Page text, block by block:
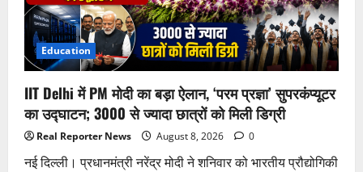
से
गूंजा
कांवड़
मार्ग;
सुरक्षा
के
इंतजाम
Education
IIT Delhi में PM मोदी का बड़ा ऐलान, ‘परम प्रज्ञा’ सुपरकंप्यूटर
का उद्घाटन; 3000 से ज्यादा छात्रों को मिली डिग्री
Real Reporter News August 8, 2026 0
नई दिल्ली। प्रधानमंत्री नरेंद्र मोदी ने शनिवार को भारतीय प्रौद्योगिकी